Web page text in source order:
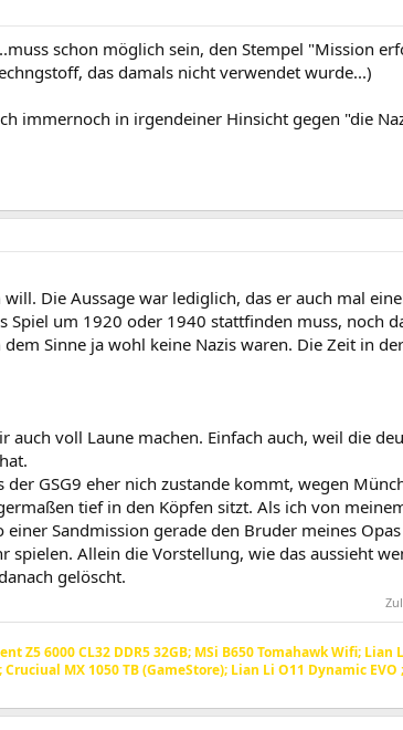
schon möglich sein, den Stempel "Mission
das damals nicht verwendet wurde...)
immernoch in irgendeiner Hinsicht gegen "die
Die Aussage war lediglich, das er auch mal
Spiel um 1920 oder 1940 stattfinden muss, noch
Sinne ja wohl keine Nazis waren. Die Zeit in
auch voll Laune machen. Einfach auch, weil die
der GSG9 eher nich zustande kommt, wegen
tief in den Köpfen sitzt. Als ich von
Sandmission gerade den Bruder meines
spielen. Allein die Vorstellung, wie das aussieht
gelöscht.
Z5 6000 CL32 DDR5 32GB; MSi B650 Tomahawk Wifi; Lian
Cruciual MX 1050 TB (GameStore); Lian Li O11 Dynamic